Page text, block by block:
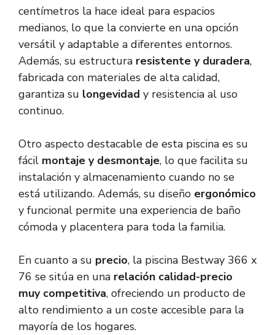
centímetros la hace ideal para espacios
medianos, lo que la convierte en una opción
versátil y adaptable a diferentes entornos.
Además, su estructura resistente y duradera,
fabricada con materiales de alta calidad,
garantiza su longevidad y resistencia al uso
continuo.
Otro aspecto destacable de esta piscina es su
fácil montaje y desmontaje, lo que facilita su
instalación y almacenamiento cuando no se
está utilizando. Además, su diseño ergonómico
y funcional permite una experiencia de baño
cómoda y placentera para toda la familia.
En cuanto a su precio, la piscina Bestway 366 x
76 se sitúa en una relación calidad-precio
muy competitiva, ofreciendo un producto de
alto rendimiento a un coste accesible para la
mayoría de los hogares.